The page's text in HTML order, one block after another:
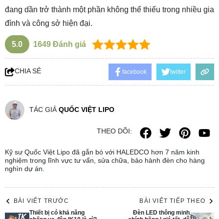
đang dần trở thành một phần không thể thiếu trong nhiều gia
đình và công sở hiện đại.
5.0 1649 Đánh giá
CHIA SẺ facebook twitter
TÁC GIẢ QUỐC VIỆT LIPO
THEO DÕI:
Kỹ sư Quốc Việt Lipo đã gắn bó với HALEDCO hơn 7 năm kinh
nghiệm trong lĩnh vực tư vấn, sửa chữa, bảo hành đèn cho hàng
nghìn dự án.
BÀI VIẾT TRƯỚC
Thiết bị có khả năng
BÀI VIẾT TIẾP THEO
Đèn LED thông minh